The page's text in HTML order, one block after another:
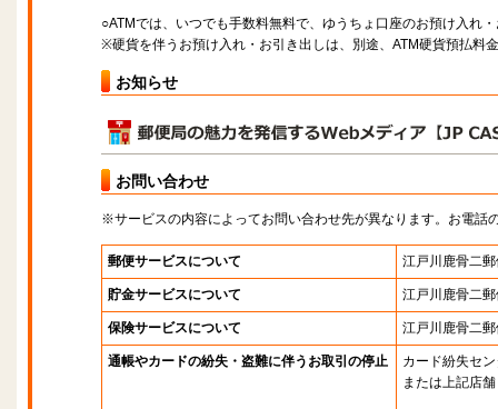
○ATMでは、いつでも手数料無料で、ゆうちょ口座のお預け入れ
※硬貨を伴うお預け入れ・お引き出しは、別途、ATM硬貨預払料
お知らせ
お問い合わせ
※サービスの内容によってお問い合わせ先が異なります。お電話
郵便サービスについて 江戸川鹿骨二
貯金サービスについて 江戸川鹿骨二
保険サービスについて 江戸川鹿骨二
通帳やカードの紛失・盗難に伴うお取引の停止
カード紛失セ
または上記店舗